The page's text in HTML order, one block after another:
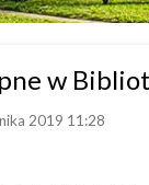
w
2019 11:28